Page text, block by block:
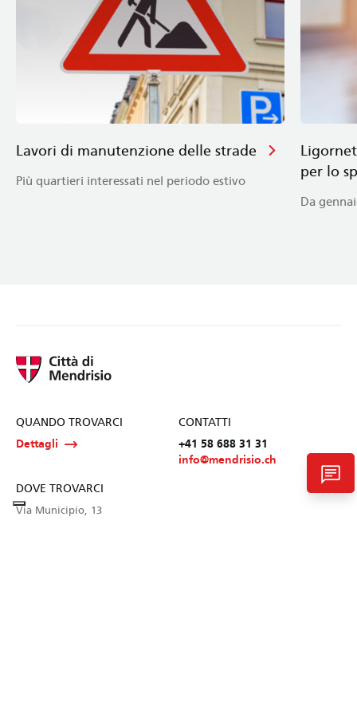
Lavori di manutenzione delle strade
Più quartieri interessati nel periodo estivo
per lo
Da
QUANDO TROVARCI
Dettagli
CONTATTI
+41 58 688 31 31
info@mendrisio.ch
DOVE TROVARCI
Via Municipio, 13
chat